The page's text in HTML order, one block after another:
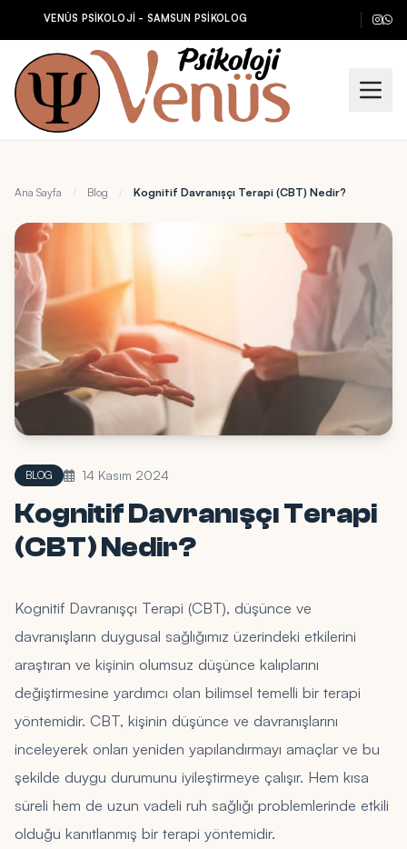
VENÜS PSİKOLOJİ - SAMSUN PSİKOLOG
Ana Sayfa / Blog / Kognitif Davranışçı Terapi (CBT) Nedir?
BLOG 14 Kasım 2024
Kognitif Davranışçı Terapi
(CBT) Nedir?
Kognitif Davranışçı Terapi (CBT), düşünce ve
davranışların duygusal sağlığımız üzerindeki etkilerini
araştıran ve kişinin olumsuz düşünce kalıplarını
değiştirmesine yardımcı olan bilimsel temelli bir terapi
yöntemidir. CBT, kişinin düşünce ve davranışlarını
inceleyerek onları yeniden yapılandırmayı amaçlar ve bu
şekilde duygu durumunu iyileştirmeye çalışır. Hem kısa
süreli hem de uzun vadeli ruh sağlığı problemlerinde etkili
olduğu kanıtlanmış bir terapi yöntemidir.